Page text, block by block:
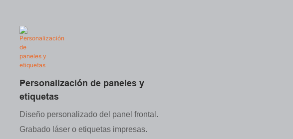
Personalización de paneles y
etiquetas
Diseño personalizado del panel frontal.
Grabado láser o etiquetas impresas.